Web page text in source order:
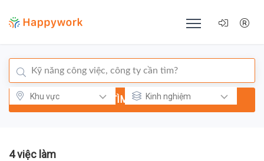
TÌM KIẾM
4 việc làm